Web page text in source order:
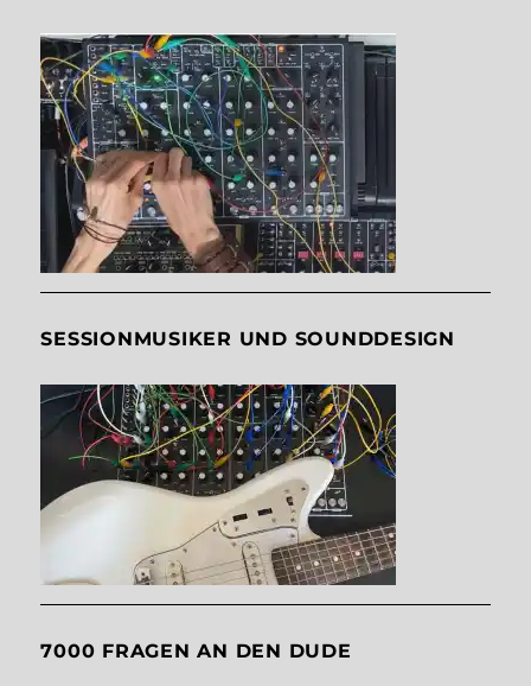
SESSIONMUSIKER UND SOUNDDESIGN
7000 FRAGEN AN DEN DUDE